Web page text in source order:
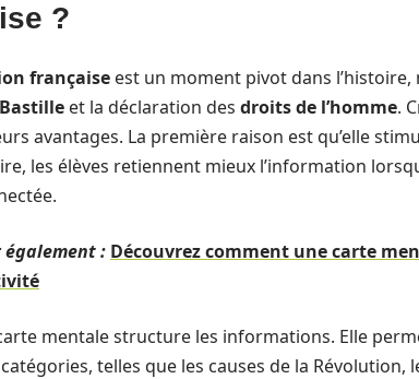
?
française est un moment pivot dans
et la déclaration des droits de l’homme.
avantages. La première raison est qu’elle
les élèves retiennent mieux l’information
également : Découvrez comment une carte
mentale structure les informations. Elle
telles que les causes de la Révolution,